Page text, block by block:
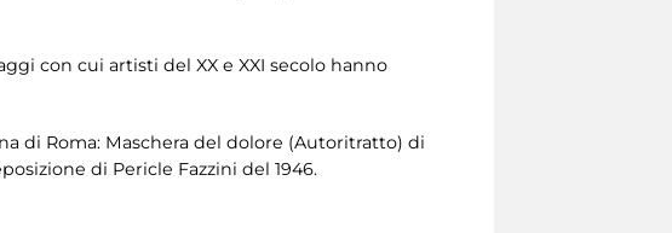
con cui artisti del XX e XXI secolo hanno
di Roma: Maschera del dolore (Autoritratto) di
di Pericle Fazzini del 1946.